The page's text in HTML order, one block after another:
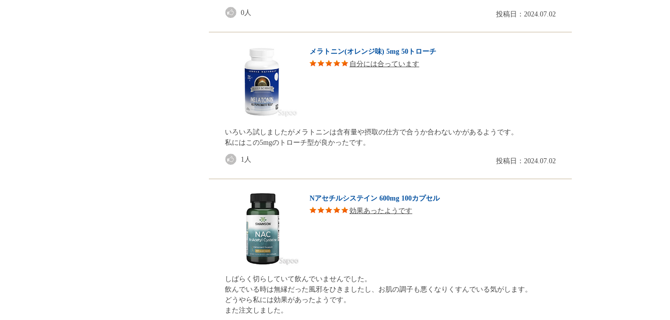
投稿日：2024.07.02
0人
メラトニン(オレンジ味) 5mg 50トローチ
自分には合っています
いろいろ試しましたがメラトニンは含有量や摂取の仕方で合うか合わないかがあるようです。
私にはこの5mgのトローチ型が良かったです。
投稿日：2024.07.02
1 人
Nアセチルシステイン 600mg 100カプセル
効果あったようです
しばらく切らしていて飲んでいませんでした。
飲んでいる時は無縁だった風邪をひきましたし、お肌の調子も悪くなりくすんでいる気がします。
どうやら私には効果があったようです。
また注文しました。